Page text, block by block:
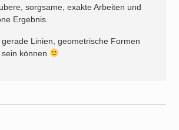
sorgsame, exakte Arbeiten und
Ergebnis.
Linien, geometrische Formen
können